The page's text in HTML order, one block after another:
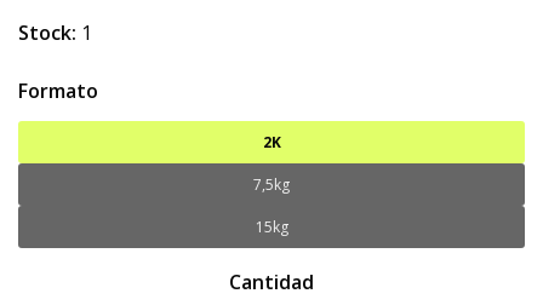
Stock: 1
Formato
2K
7,5kg
15kg
Cantidad